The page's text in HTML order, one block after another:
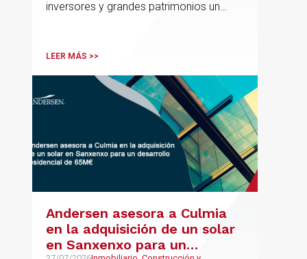
Europa y Latinoamérica
inversores y grandes patrimonios un
Latinoamérica y otros mercados
LEER MÁS >>
Andersen asesora a Culmia
en la adquisición de un solar
en Sanxenxo para un